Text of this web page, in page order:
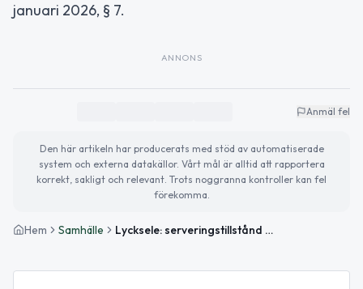
januari 2026, § 7.
ANNONS
Anmäl fel
Den här artikeln har producerats med stöd av automatiserade
system och externa datakällor. Vårt mål är alltid att rapportera
korrekt, sakligt och relevant. Trots noggranna kontroller kan fel
förekomma.
Hem Samhälle Lycksele: serveringstillstånd avslås av arbetsutskottet